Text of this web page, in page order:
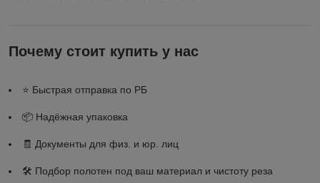
Почему стоит купить у нас
⭐ Быстрая отправка по РБ
📦 Надёжная упаковка
🧾 Документы для физ. и юр. лиц
🛠 Подбор полотен под ваш материал и чистоту реза